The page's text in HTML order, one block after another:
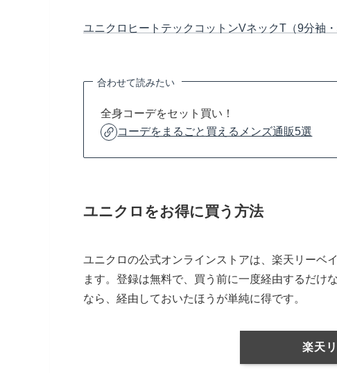
ユニクロヒートテックコットンVネックT（9分袖・
合わせて読みたい
全身コーデをセット買い！
コーデをまるごと買えるメンズ通販5選
ユニクロをお得に買う方法
ユニクロの公式オンラインストアは、楽天リーベ
ます。登録は無料で、買う前に一度経由するだけ
なら、経由しておいたほうが単純に得です。
楽天